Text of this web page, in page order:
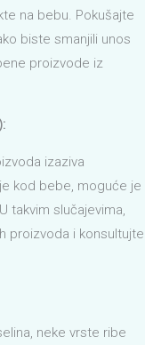
na bebu. Pokušajte
biste smanjili unos
proizvode iz
izaziva
kod bebe, moguće je
takvim slučajevima,
proizvoda i konsultujte
neke vrste ribe